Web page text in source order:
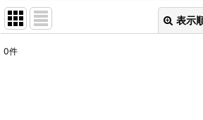
表示
0件